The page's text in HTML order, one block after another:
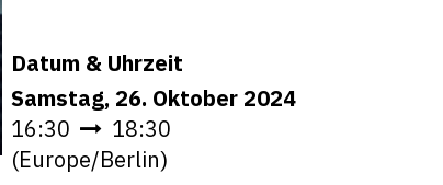
Datum & Uhrzeit
Samstag, 26. Oktober 2024
16:30
18:30
(Europe/Berlin)